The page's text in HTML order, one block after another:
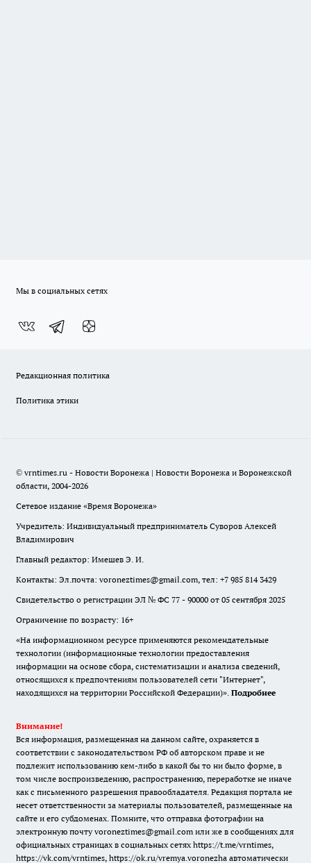
Мы в социальных сетях
Редакционная политика
Политика этики
© vrntimes.ru - Новости Воронежа | Новости Воронежа и Воронежской
области, 2004-2026
Сетевое издание «Время Воронежа»
Учредитель: Индивидуальный предприниматель Суворов Алексей
Владимирович
Главный редактор: Имешев Э. И.
Контакты: Эл.почта: voroneztimes@gmail.com, тел: +7 985 814 3429
Свидетельство о регистрации ЭЛ № ФС 77 - 90000 от 05 сентября 2025
Ограничение по возрасту: 16+
«На информационном ресурсе применяются рекомендательные
технологии (информационные технологии предоставления
информации на основе сбора, систематизации и анализа сведений,
относящихся к предпочтениям пользователей сети "Интернет",
находящихся на территории Российской Федерации)». Подробнее
Внимание!
Вся информация, размещенная на данном сайте, охраняется в
соответствии с законодательством РФ об авторском праве и не
подлежит использованию кем-либо в какой бы то ни было форме, в
том числе воспроизведению, распространению, переработке не иначе
как с письменного разрешения правообладателя. Редакция портала не
несет ответственности за материалы пользователей, размещенные на
сайте и его субдоменах. Помните, что отправка фотографии на
электронную почту voroneztimes@gmail.com или же в сообщениях для
официальных страницах в социальных сетях https://t.me/vrntimes,
https://vk.com/vrntimes, https://ok.ru/vremya.voronezha автоматически